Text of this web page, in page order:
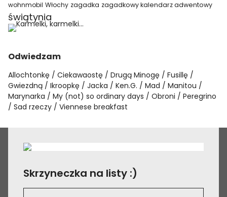
wohnmobil Włochy zagadka zagadkowy kalendarz adwentowy
świątynia
Odwiedzam
Allochtonkę Ciekawaostę Drugą Minogę
Fusillę
Gwiezdną
Ikroopkę Jacka Ken.G. Mad
Manitou
Marynarka
My (not) so ordinary days Obroni
Peregrino
Sad rzeczy
Viennese breakfast
Skrzyneczka na listy :)